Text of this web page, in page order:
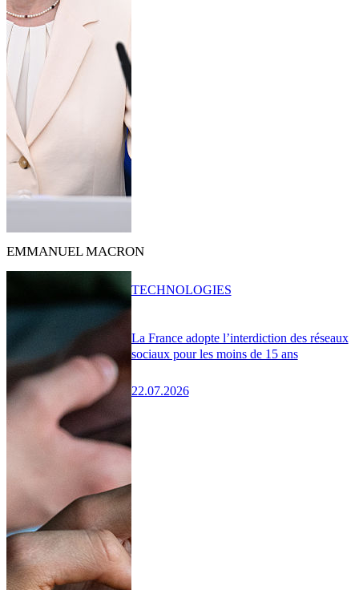
EMMANUEL MACRON
La France adopte l’interdiction des réseaux
sociaux pour les moins de 15 ans
22.07.2026
TECHNOLOGIES